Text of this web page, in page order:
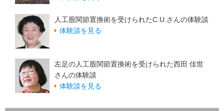
人工股関節置換術を受けられたC.U.さんの体験談
体験談を見る
左足の人工股関節置換術を受けられた西田 佳世
さんの体験談
体験談を見る